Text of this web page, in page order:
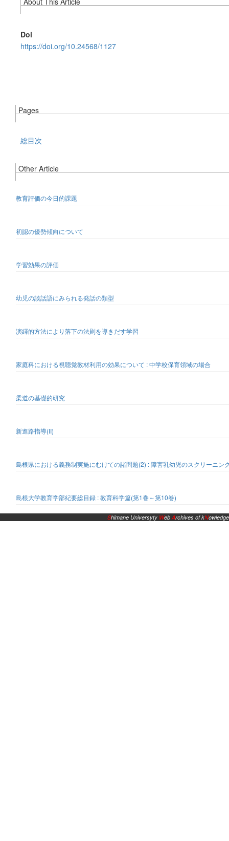
Doi
https://doi.org/10.24568/1127
Pages
総目次
Other Article
教育評価の今日的課題
初認の優勢傾向について
学習効果の評価
幼児の談話語にみられる発話の類型
演繹的方法により落下の法則を導きだす学習
家庭科における視聴覚教材利用の効果について : 中学校保育領域の場合
柔道の基礎的研究
新進路指導(II)
島根県における義務制実施にむけての諸問題(2) : 障害乳幼児のスクリーニン
島根大学教育学部紀要総目録 : 教育科学篇(第1巻～第10巻)
Shimane Universyty WebArchives of kNowledge